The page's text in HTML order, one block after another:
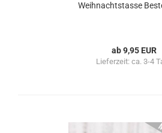
Weihnachtstasse
ab 9,95 EUR
Lieferzeit: ca. 3-4